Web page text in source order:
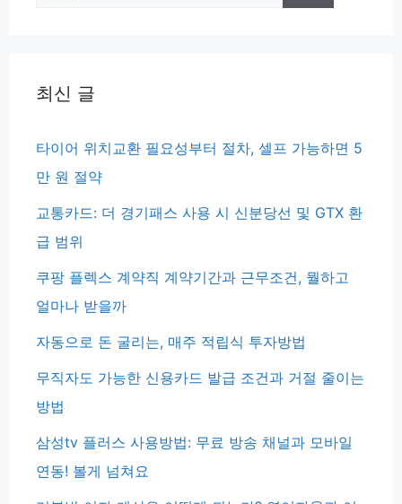
최신 글
타이어 위치교환 필요성부터 절차, 셀프 가능하면 5
만 원 절약
교통카드: 더 경기패스 사용 시 신분당선 및 GTX 환
급 범위
쿠팡 플렉스 계약직 계약기간과 근무조건, 뭘하고
얼마나 받을까
자동으로 돈 굴리는, 매주 적립식 투자방법
무직자도 가능한 신용카드 발급 조건과 거절 줄이는
방법
삼성tv 플러스 사용방법: 무료 방송 채널과 모바일
연동! 볼게 넘쳐요